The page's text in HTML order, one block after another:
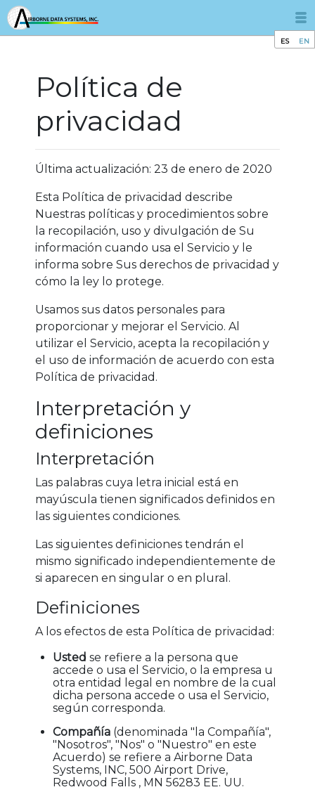
ES EN
Política de
privacidad
Última actualización: 23 de enero de 2020
Esta Política de privacidad describe
Nuestras políticas y procedimientos sobre
la recopilación, uso y divulgación de Su
información cuando usa el Servicio y le
informa sobre Sus derechos de privacidad y
cómo la ley lo protege.
Usamos sus datos personales para
proporcionar y mejorar el Servicio. Al
utilizar el Servicio, acepta la recopilación y
el uso de información de acuerdo con esta
Política de privacidad.
Interpretación y
definiciones
Interpretación
Las palabras cuya letra inicial está en
mayúscula tienen significados definidos en
las siguientes condiciones.
Las siguientes definiciones tendrán el
mismo significado independientemente de
si aparecen en singular o en plural.
Definiciones
A los efectos de esta Política de privacidad:
Usted se refiere a la persona que
accede o usa el Servicio, o la empresa u
otra entidad legal en nombre de la cual
dicha persona accede o usa el Servicio,
según corresponda.
Compañía (denominada "la Compañía",
"Nosotros", "Nos" o "Nuestro" en este
Acuerdo) se refiere a Airborne Data
Systems, INC, 500 Airport Drive,
Redwood Falls , MN 56283 EE. UU.